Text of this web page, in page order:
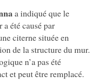
a indiqué que le
été causé par
citerne située en
de la structure du mur.
n’a pas été
et peut être remplacé.